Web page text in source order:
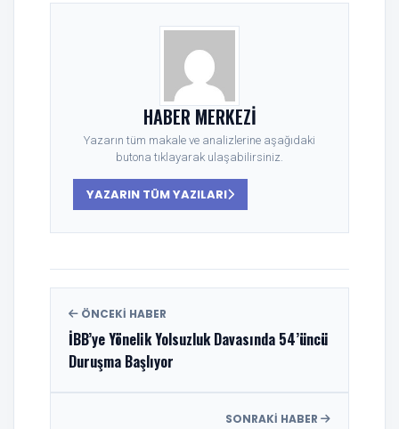
HABER MERKEZI
Yazarın tüm makale ve analizlerine aşağıdaki
butona tıklayarak ulaşabilirsiniz.
YAZARIN TÜM YAZILARI
ÖNCEKI HABER
İBB’ye Yönelik Yolsuzluk Davasında 54’üncü
Duruşma Başlıyor
SONRAKI HABER